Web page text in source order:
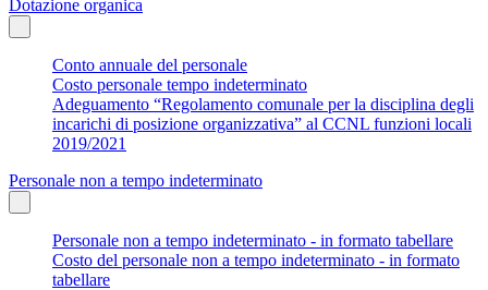
Dotazione organica
Conto annuale del personale
Costo personale tempo indeterminato
Adeguamento “Regolamento comunale per la disciplina degli
incarichi di posizione organizzativa” al CCNL funzioni locali
2019/2021
Personale non a tempo indeterminato
Personale non a tempo indeterminato - in formato tabellare
Costo del personale non a tempo indeterminato - in formato
tabellare